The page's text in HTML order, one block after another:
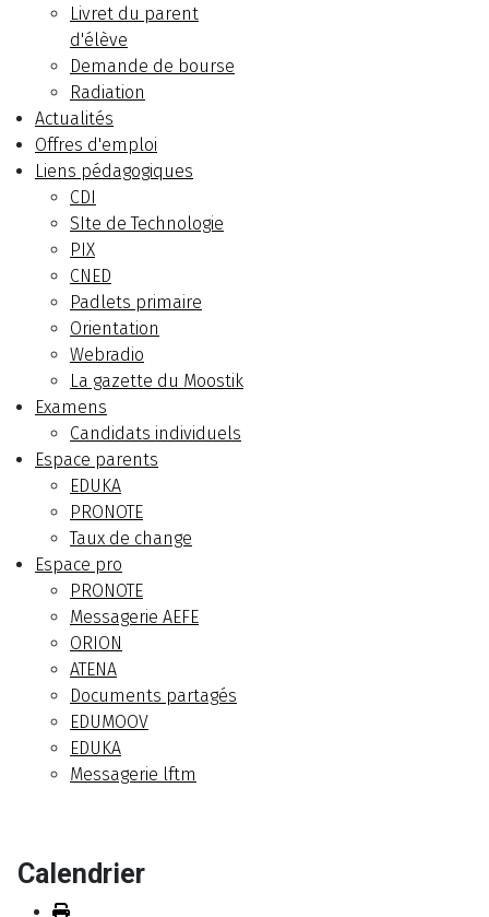
Livret du parent
d'élève
Demande de bourse
Radiation
Actualités
Offres d'emploi
Liens pédagogiques
CDI
SIte de Technologie
PIX
CNED
Padlets primaire
Orientation
Webradio
La gazette du Moostik
Examens
Candidats individuels
Espace parents
EDUKA
PRONOTE
Taux de change
Espace pro
PRONOTE
Messagerie AEFE
ORION
ATENA
Documents partagés
EDUMOOV
EDUKA
Messagerie lftm
Calendrier